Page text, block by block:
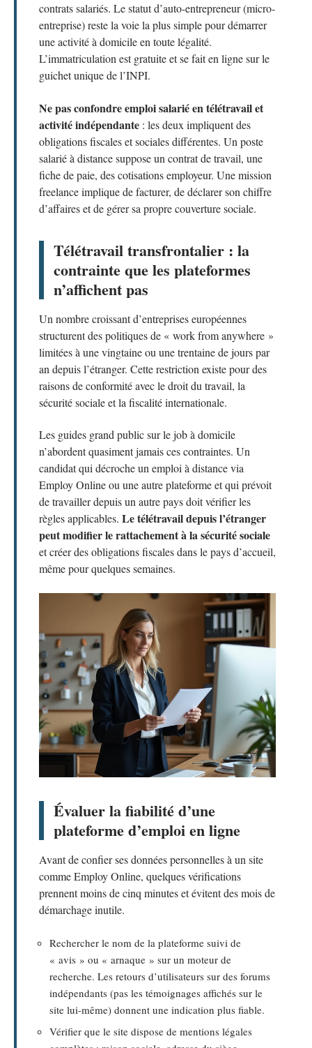
contrats salariés. Le statut d’auto-entrepreneur (micro-
entreprise) reste la voie la plus simple pour démarrer
une activité à domicile en toute légalité.
L’immatriculation est gratuite et se fait en ligne sur le
guichet unique de l’INPI.
Ne pas confondre emploi salarié en télétravail et
activité indépendante : les deux impliquent des
obligations fiscales et sociales différentes. Un poste
salarié à distance suppose un contrat de travail, une
fiche de paie, des cotisations employeur. Une mission
freelance implique de facturer, de déclarer son chiffre
d’affaires et de gérer sa propre couverture sociale.
Télétravail transfrontalier : la
contrainte que les plateformes
n’affichent pas
Un nombre croissant d’entreprises européennes
structurent des politiques de « work from anywhere »
limitées à une vingtaine ou une trentaine de jours par
an depuis l’étranger. Cette restriction existe pour des
raisons de conformité avec le droit du travail, la
sécurité sociale et la fiscalité internationale.
Les guides grand public sur le job à domicile
n’abordent quasiment jamais ces contraintes. Un
candidat qui décroche un emploi à distance via
Employ Online ou une autre plateforme et qui prévoit
de travailler depuis un autre pays doit vérifier les
règles applicables. Le télétravail depuis l’étranger
peut modifier le rattachement à la sécurité sociale
et créer des obligations fiscales dans le pays d’accueil,
même pour quelques semaines.
Évaluer la fiabilité d’une
plateforme d’emploi en ligne
Avant de confier ses données personnelles à un site
comme Employ Online, quelques vérifications
prennent moins de cinq minutes et évitent des mois de
démarchage inutile.
Rechercher le nom de la plateforme suivi de
« avis » ou « arnaque » sur un moteur de
recherche. Les retours d’utilisateurs sur des forums
indépendants (pas les témoignages affichés sur le
site lui-même) donnent une indication plus fiable.
Vérifier que le site dispose de mentions légales